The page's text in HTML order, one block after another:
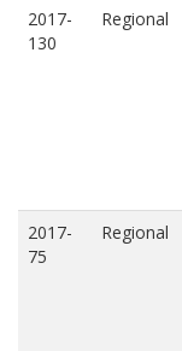
2017-
130
Regional
2017-
75
Regional